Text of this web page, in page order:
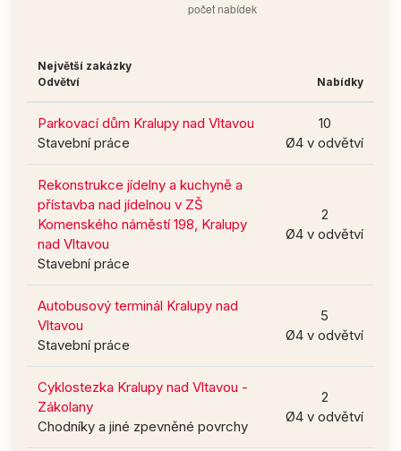
Největší zakázky
Odvětví
Nabídky
Parkovací dům Kralupy nad Vltavou
Stavební práce
10
Ø4 v odvětví
Rekonstrukce jídelny a kuchyně a
přístavba nad jídelnou v ZŠ
Komenského náměstí 198, Kralupy
nad Vltavou
Stavební práce
2
Ø4 v odvětví
Autobusový terminál Kralupy nad
Vltavou
Stavební práce
5
Ø4 v odvětví
Cyklostezka Kralupy nad Vltavou -
Zákolany
Chodníky a jiné zpevněné povrchy
2
Ø4 v odvětví